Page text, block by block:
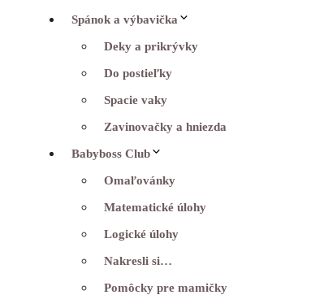
Spánok a výbavička
Deky a prikrývky
Do postieľky
Spacie vaky
Zavinovačky a hniezda
Babyboss Club
Omaľovánky
Matematické úlohy
Logické úlohy
Nakresli si…
Pomôcky pre mamičky